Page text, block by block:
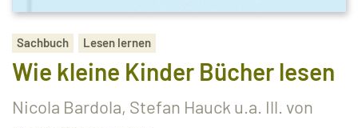
Sachbuch Lesen lernen
Wie kleine Kinder Bücher lesen
Nicola Bardola, Stefan Hauck u.a. Ill. von